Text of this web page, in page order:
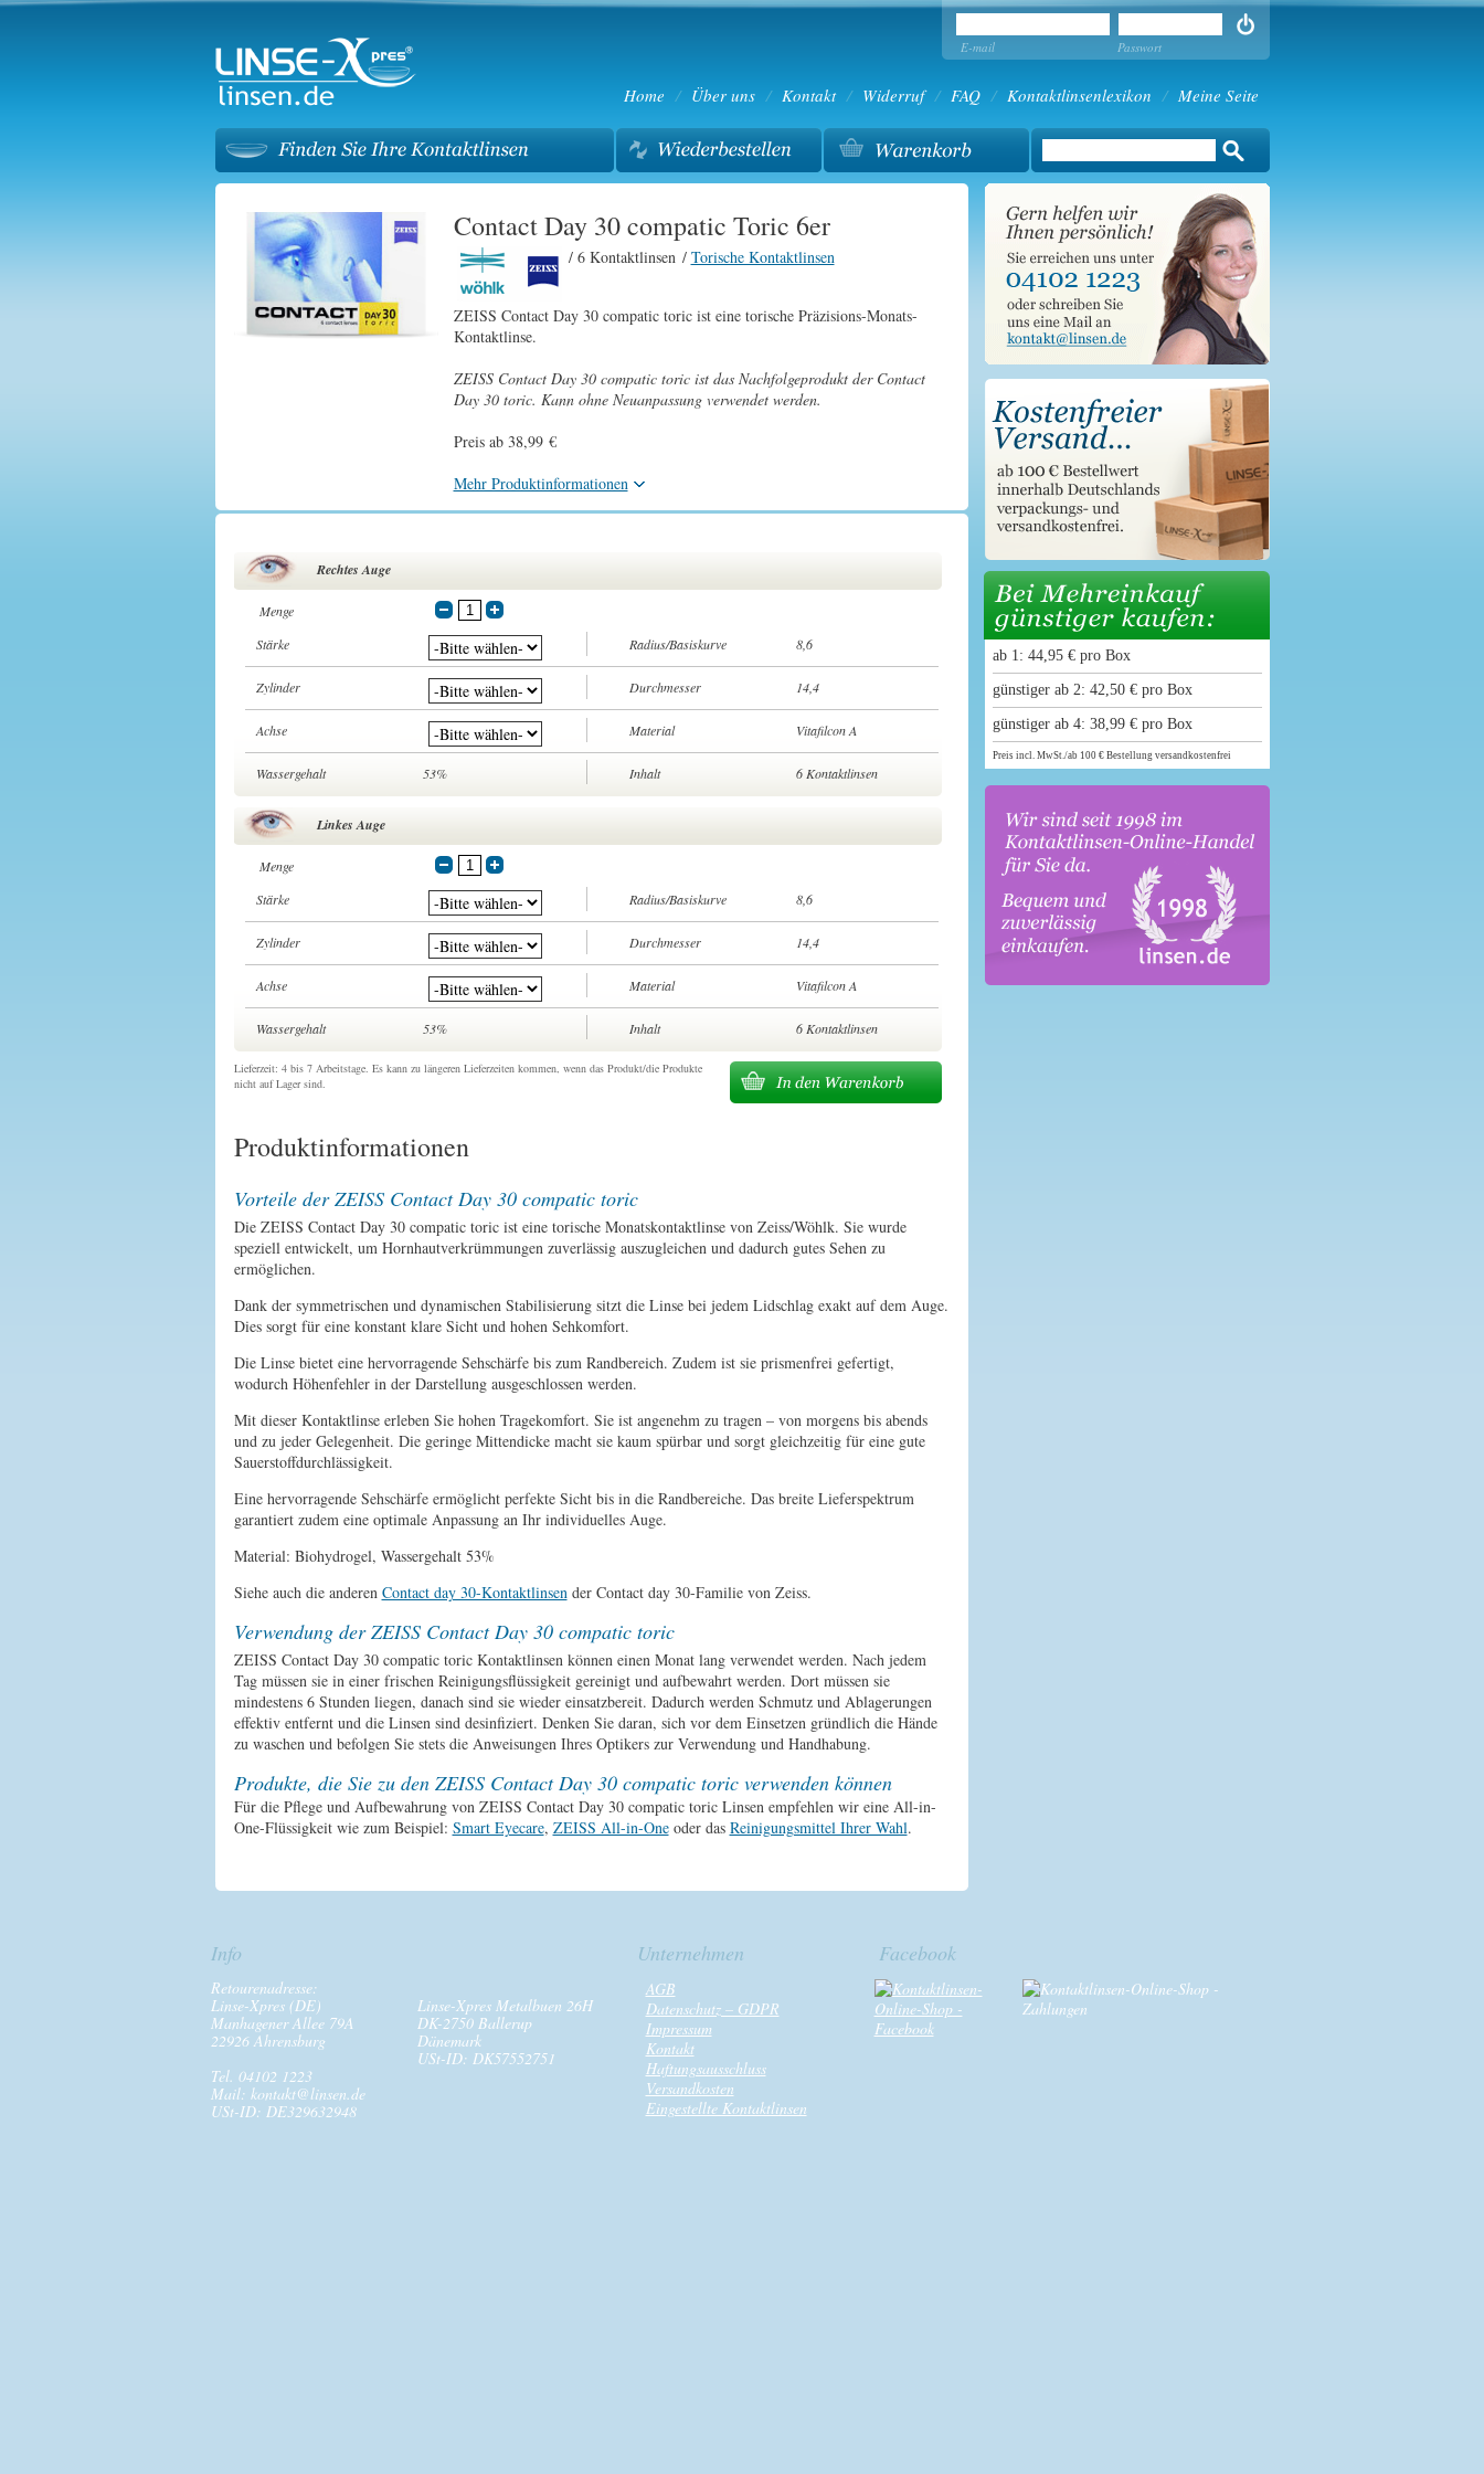
E-mail Passwort
Home / Über uns / Kontakt / Widerruf / FAQ / Kontaktlinsenlexikon / Meine Seite
Contact Day 30 compatic Toric 6er
/ 6 Kontaktlinsen / Torische Kontaktlinsen
ZEISS Contact Day 30 compatic toric ist eine torische Präzisions-Monats-
Kontaktlinse.
ZEISS Contact Day 30 compatic toric ist das Nachfolgeprodukt der Contact
Day 30 toric. Kann ohne Neuanpassung verwendet werden.
Preis ab 38,99 €
Mehr Produktinformationen
Rechtes Auge
Menge
Stärke
Radius/Basiskurve 8,6
Zylinder Durchmesser 14,4
Achse Material Vitafilcon A
Wassergehalt 53% Inhalt 6 Kontaktlinsen
Linkes Auge
Menge
Stärke
Radius/Basiskurve 8,6
Zylinder Durchmesser 14,4
Achse Material Vitafilcon A
Wassergehalt 53% Inhalt 6 Kontaktlinsen
Lieferzeit: 4 bis 7 Arbeitstage. Es kann zu längeren Lieferzeiten kommen, wenn das Produkt/die Produkte
nicht auf Lager sind.
Produktinformationen
Vorteile der ZEISS Contact Day 30 compatic toric
Die ZEISS Contact Day 30 compatic toric ist eine torische Monatskontaktlinse von Zeiss/Wöhlk. Sie wurde
speziell entwickelt, um Hornhautverkrümmungen zuverlässig auszugleichen und dadurch gutes Sehen zu
ermöglichen.
Dank der symmetrischen und dynamischen Stabilisierung sitzt die Linse bei jedem Lidschlag exakt auf dem Auge.
Dies sorgt für eine konstant klare Sicht und hohen Sehkomfort.
Die Linse bietet eine hervorragende Sehschärfe bis zum Randbereich. Zudem ist sie prismenfrei gefertigt,
wodurch Höhenfehler in der Darstellung ausgeschlossen werden.
Mit dieser Kontaktlinse erleben Sie hohen Tragekomfort. Sie ist angenehm zu tragen – von morgens bis abends
und zu jeder Gelegenheit. Die geringe Mittendicke macht sie kaum spürbar und sorgt gleichzeitig für eine gute
Sauerstoffdurchlässigkeit.
Eine hervorragende Sehschärfe ermöglicht perfekte Sicht bis in die Randbereiche. Das breite Lieferspektrum
garantiert zudem eine optimale Anpassung an Ihr individuelles Auge.
Material: Biohydrogel, Wassergehalt 53%
Siehe auch die anderen Contact day 30-Kontaktlinsender Contact day 30-Familie von Zeiss.
Verwendung der ZEISS Contact Day 30 compatic toric
ZEISS Contact Day 30 compatic toric Kontaktlinsen können einen Monat lang verwendet werden. Nach jedem
Tag müssen sie in einer frischen Reinigungsflüssigkeit gereinigt und aufbewahrt werden. Dort müssen sie
mindestens 6 Stunden liegen, danach sind sie wieder einsatzbereit. Dadurch werden Schmutz und Ablagerungen
effektiv entfernt und die Linsen sind desinfiziert. Denken Sie daran, sich vor dem Einsetzen gründlich die Hände
zu waschen und befolgen Sie stets die Anweisungen Ihres Optikers zur Verwendung und Handhabung.
Produkte, die Sie zu den ZEISS Contact Day 30 compatic toric verwenden können
Für die Pflege und Aufbewahrung von ZEISS Contact Day 30 compatic toric Linsen empfehlen wir eine All-in-
One-Flüssigkeit wie zum Beispiel: Smart Eyecare, ZEISS All-in-Oneoder das Reinigungsmittel Ihrer Wahl.
ab 1: 44,95 € pro Box
günstiger ab 2: 42,50 € pro Box
günstiger ab 4: 38,99 € pro Box
Preis incl. MwSt./ab 100 € Bestellung versandkostenfrei
Info Unternehmen Facebook
Retourenadresse:
Linse-Xpres (DE)
Manhagener Allee 79A
22926 Ahrensburg
Tel. 04102 1223
Mail: kontakt@linsen.de
USt-ID: DE329632948
Linse-Xpres Metalbuen 26H
DK-2750 Ballerup
Dänemark
USt-ID: DK57552751
AGB
Datenschutz – GDPR
Impressum
Kontakt
Haftungsausschluss
Versandkosten
Eingestellte Kontaktlinsen